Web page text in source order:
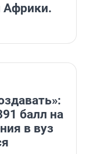
Африки.
балл на
в вуз